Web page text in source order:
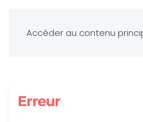
Accéder au contenu
Erreur